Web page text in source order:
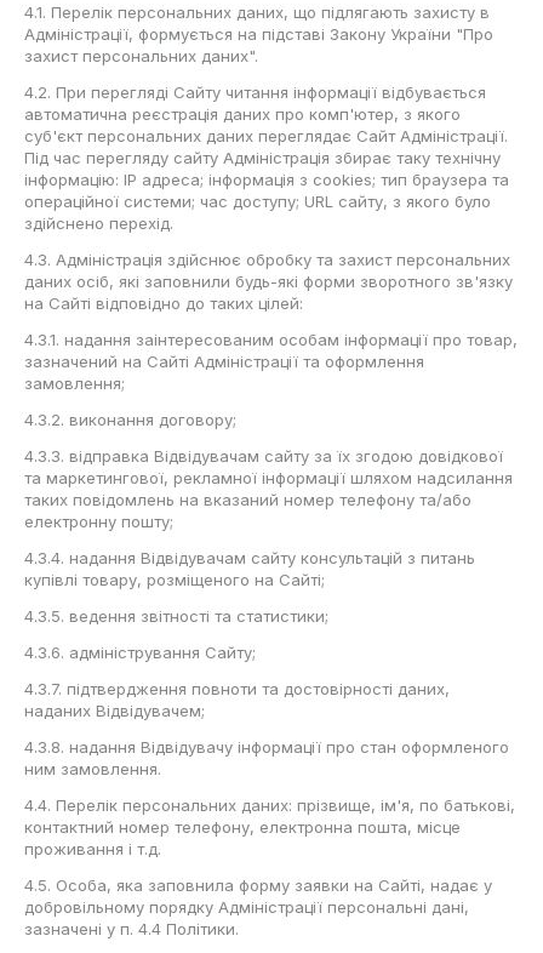
4.1. Перелік персональних даних, що підлягають захисту в
Адміністрації, формується на підставі Закону України "Про
захист персональних даних".
4.2. При перегляді Сайту читання інформації відбувається
автоматична реєстрація даних про комп'ютер, з якого
суб'єкт персональних даних переглядає Сайт Адміністрації.
Під час перегляду сайту Адміністрація збирає таку технічну
інформацію: IP адреса; інформація з cookies; тип браузера та
операційної системи; час доступу; URL сайту, з якого було
здійснено перехід.
4.3. Адміністрація здійснює обробку та захист персональних
даних осіб, які заповнили будь-які форми зворотного зв'язку
на Сайті відповідно до таких цілей:
4.3.1. надання заінтересованим особам інформації про товар,
зазначений на Сайті Адміністрації та оформлення
замовлення;
4.3.2. виконання договору;
4.3.3. відправка Відвідувачам сайту за їх згодою довідкової
та маркетингової, рекламної інформації шляхом надсилання
таких повідомлень на вказаний номер телефону та/або
електронну пошту;
4.3.4. надання Відвідувачам сайту консультацій з питань
купівлі товару, розміщеного на Сайті;
4.3.5. ведення звітності та статистики;
4.3.6. адміністрування Сайту;
4.3.7. підтвердження повноти та достовірності даних,
наданих Відвідувачем;
4.3.8. надання Відвідувачу інформації про стан оформленого
ним замовлення.
4.4. Перелік персональних даних: прізвище, ім'я, по батькові,
контактний номер телефону, електронна пошта, місце
проживання і т.д.
4.5. Особа, яка заповнила форму заявки на Сайті, надає у
добровільному порядку Адміністрації персональні дані,
зазначені у п. 4.4 Політики.